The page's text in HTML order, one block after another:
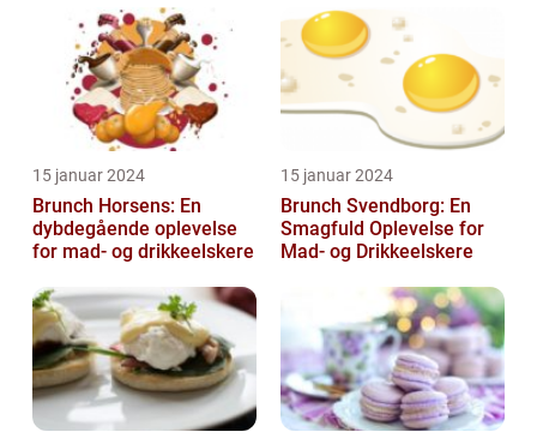
afslappet og hygg...
15 januar 2024
Brunch Horsens: En
dybdegående oplevelse
for mad- og drikkeelskere
15 januar 2024
Brunch Svendborg: En
Smagfuld Oplevelse for
Mad- og Drikkeelskere